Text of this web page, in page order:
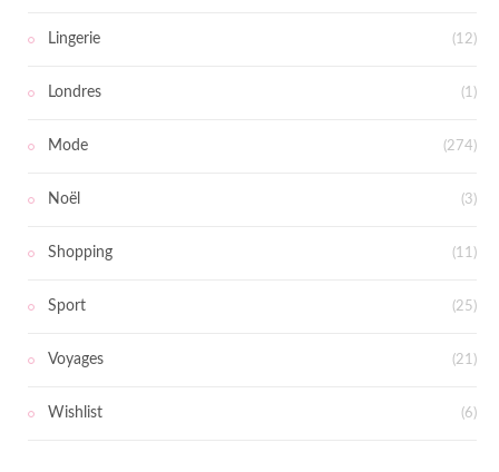
Lingerie (12)
Londres (1)
Mode (274)
Noël (3)
Shopping (11)
Sport (25)
Voyages (21)
Wishlist (6)